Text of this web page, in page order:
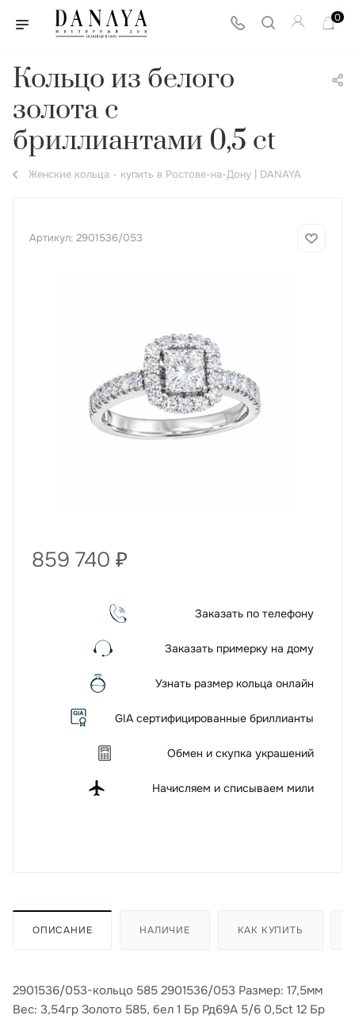
0
Кольцо из белого
золота с
бриллиантами 0,5 ct
Женские кольца - купить в Ростове-на-Дону | DANAYA
Артикул: 2901536/053
859 740 ₽
Заказать по телефону
Заказать примерку на дому
Узнать размер кольца онлайн
GIA сертифицированные бриллианты
Обмен и скупка украшений
Начисляем и списываем мили
ОПИСАНИЕ НАЛИЧИЕ КАК КУПИТЬ
2901536/053-кольцо 585 2901536/053 Размер: 17,5мм
Вес: 3,54гр Золото 585, бел 1 Бр Рд69А 5/6 0,5ct 12 Бр